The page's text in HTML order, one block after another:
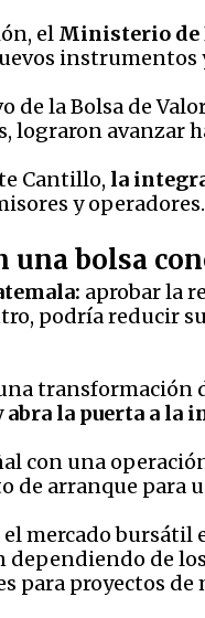
el Ministerio de
instrumentos
la Bolsa de
lograron avanzar
Cantillo, la
y operadores.
una bolsa
aprobar la
podría reducir
transformación
abra la puerta a la
con una
arranque para
mercado bursátil
dependiendo de
para proyectos de